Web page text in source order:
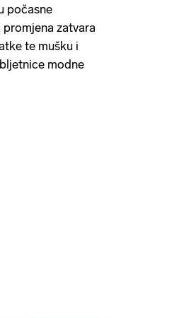
počasne
zatvara
te mušku i
modne